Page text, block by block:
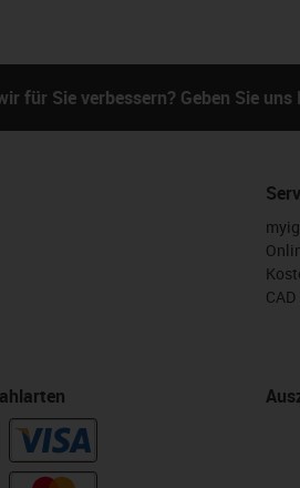
für Sie verbessern? Geben Sie uns